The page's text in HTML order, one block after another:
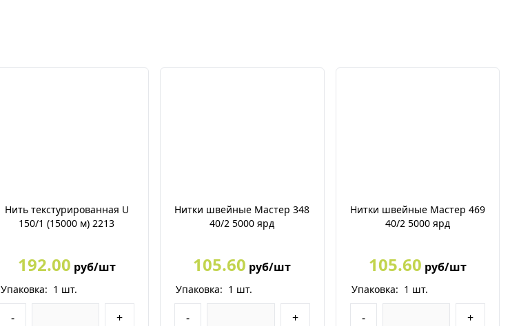
Нить текстурированная U
150/1 (15000 м) 2213
192.00 руб/шт
Упаковка: 1 шт.
- +
Нитки швейные Мастер 348
40/2 5000 ярд
105.60 руб/шт
Упаковка: 1 шт.
- +
Нитки швейные Мастер 469
40/2 5000 ярд
105.60 руб/шт
Упаковка: 1 шт.
- +